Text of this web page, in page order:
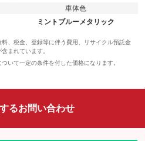
車体色
ミントブルーメタリック
、税金、登録等に伴う費用、リサイクル預託金
まれています。
いて一定の条件を付した価格になります。
るお問い合わせ